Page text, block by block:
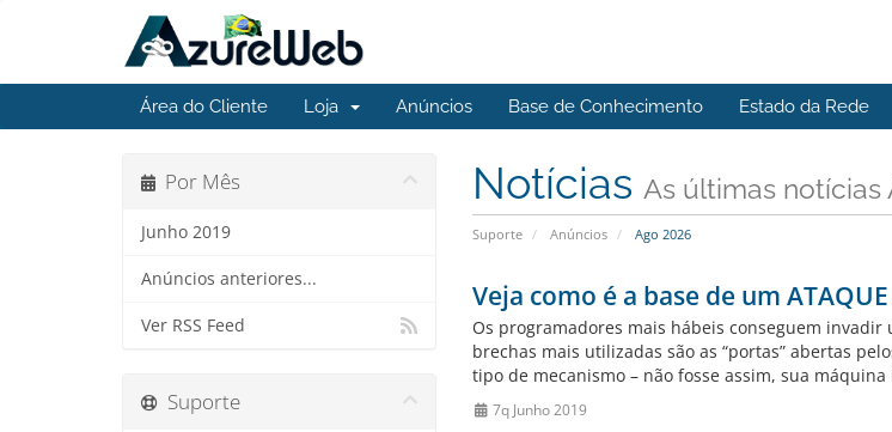
Área do Cliente Loja Anúncios Base de Conhecimento Estado da Rede
Notícias As últimas
Suporte Anúncios Ago 2026
Por Mês
Junho 2019
Anúncios anteriores...
Ver RSS Feed
Veja como é a base de um
Os programadores mais hábeis conseguem
brechas mais utilizadas são as “portas” abertas
tipo de mecanismo – não fosse assim, sua
7q Junho 2019
Suporte